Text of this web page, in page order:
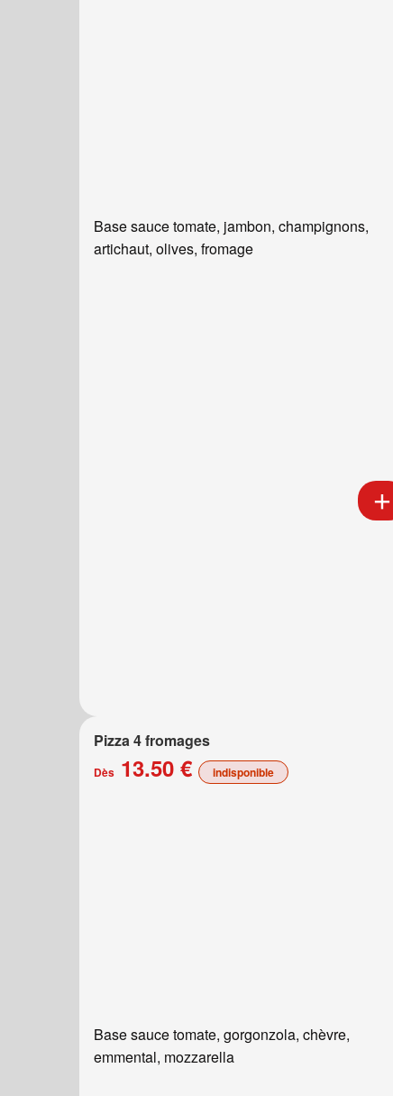
Base sauce tomate, jambon, champignons,
artichaut, olives, fromage
Pizza 4 fromages
Dès 13.50 € indisponible
Base sauce tomate, gorgonzola, chèvre,
emmental, mozzarella